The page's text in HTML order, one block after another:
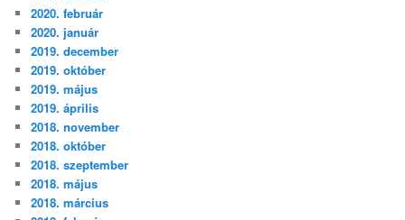
2020. február
2020. január
2019. december
2019. október
2019. május
2019. április
2018. november
2018. október
2018. szeptember
2018. május
2018. március